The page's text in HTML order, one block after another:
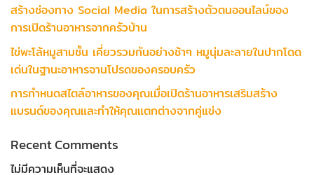
สร้างช่องทาง Social Media ในการสร้างตัวตนออนไลน์ของ
การเปิดร้านอาหารจากครัวบ้าน
ไข่พะโล้หมูสามชั้น เคี่ยวรวมกันอย่างช้าๆ หมูนุ่มละลายในปากโดด
เด่นในฐานะอาหารจานโปรดของครอบครัว
การกำหนดสไตล์อาหารของคุณเมื่อเปิดร้านอาหารเสริมสร้าง
แบรนด์ของคุณและทำให้คุณแตกต่างจากคู่แข่ง
Recent Comments
ไม่มีความเห็นที่จะแสดง